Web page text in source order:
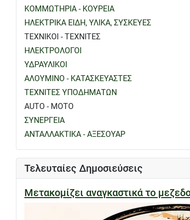
ΚΟΜΜΩΤΗΡΙΑ - ΚΟΥΡΕΙΑ
ΗΛΕΚΤΡΙΚΑ ΕΙΔΗ, ΥΛΙΚΑ, ΣΥΣΚΕΥΕΣ
ΤΕΧΝΙΚΟΙ - ΤΕΧΝΙΤΕΣ
ΗΛΕΚΤΡΟΛΟΓΟΙ
ΥΔΡΑΥΛΙΚΟΙ
ΑΛΟΥΜΙΝΟ - ΚΑΤΑΣΚΕΥΑΣΤΕΣ
ΤΕΧΝΙΤΕΣ ΥΠΟΔΗΜΑΤΩΝ
AUTO - MOTO
ΣΥΝΕΡΓΕΙΑ
ΑΝΤΑΛΛΑΚΤΙΚΑ - ΑΞΕΣΟΥΑΡ
Τελευταίες Δημοσιεύσεις
Μετακομίζει αναγκαστικά το